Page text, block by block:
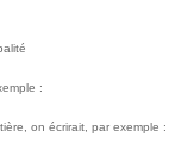
:
on écrirait, par exemple :